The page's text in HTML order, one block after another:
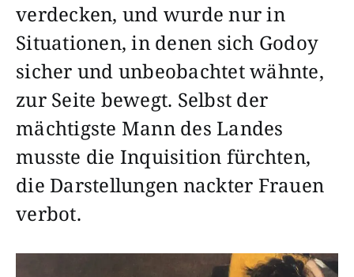
verdecken, und wurde nur in
Situationen, in denen sich Godoy
sicher und unbeobachtet wähnte,
zur Seite bewegt. Selbst der
mächtigste Mann des Landes
musste die Inquisition fürchten,
die Darstellungen nackter Frauen
verbot.